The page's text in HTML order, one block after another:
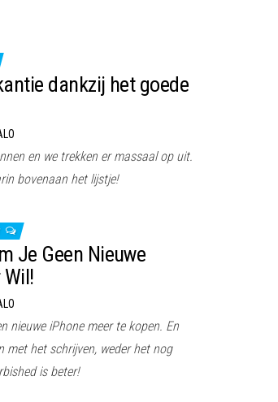
dankzij het goede
en we trekken er massaal op uit.
bovenaan het lijstje!
Je Geen Nieuwe
nieuwe iPhone meer te kopen. En
met het schrijven, weder het nog
is beter!